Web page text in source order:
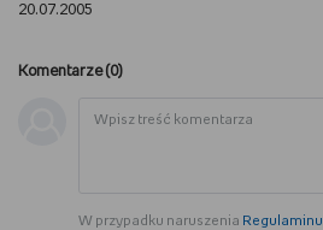
20.07.2005
Komentarze (0)
W przypadku naruszenia Regulaminu